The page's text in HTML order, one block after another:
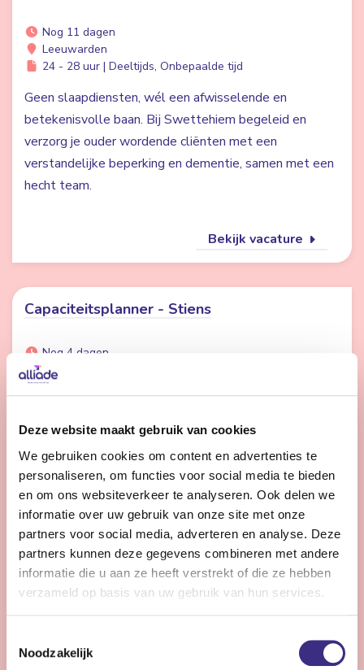
Deze website maakt gebruik van cookies
We gebruiken cookies om content en advertenties te
personaliseren, om functies voor social media te bieden
en om ons websiteverkeer te analyseren. Ook delen we
informatie over uw gebruik van onze site met onze
partners voor social media, adverteren en analyse. Deze
partners kunnen deze gegevens combineren met andere
informatie die u aan ze heeft verstrekt of die ze hebben
verzameld op basis van uw gebruik van hun services.
Noodzakelijk
Nog 11 dagen
Leeuwarden
24 - 28 uur | Deeltijds, Onbepaalde tijd
Geen slaapdiensten, wél een afwisselende en
betekenisvolle baan. Bij Swettehiem begeleid en
verzorg je ouder wordende cliënten met een
verstandelijke beperking en dementie, samen met een
hecht team.
Bekijk vacature
Capaciteitsplanner - Stiens
Nog 4 dagen
Stiens
28 - 32 uur | Voltijds, Onbepaalde tijd
een stap verder dan de dagelijkse praktijk?
Bekijk vacature
Persoonlijke Begeleider complexe zorg -
Stiens
Stiens
24 - 30 uur | Voltijds, Onbepaalde tijd